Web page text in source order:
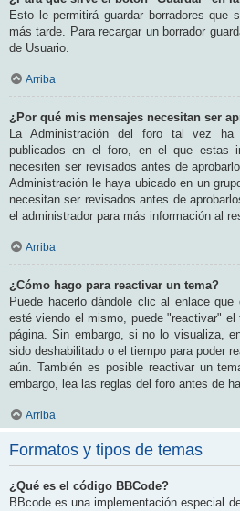
Esto le permitirá guardar borradores que
más tarde. Para recargar un borrador
de Usuario.
Arriba
¿Por qué mis mensajes necesitan ser
La Administración del foro tal vez ha
publicados en el foro, en el que estas
necesiten ser revisados antes de
Administración le haya ubicado en un
necesitan ser revisados antes de
el administrador para más información al
Arriba
¿Cómo hago para reactivar un tema?
Puede hacerlo dándole clic al enlace
esté viendo el mismo, puede "reactivar"
página. Sin embargo, si no lo visualiza,
sido deshabilitado o el tiempo para poder
aún. También es posible reactivar un
embargo, lea las reglas del foro antes de
Arriba
Formatos y tipos de temas
¿Qué es el código BBCode?
BBcode es una implementación especial